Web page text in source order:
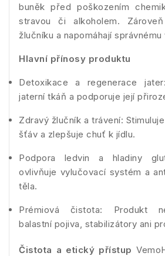
buněk před poškozením
stravou či alkoholem.
žlučníku a napomáhají
Hlavní přínosy produktu
Detoxikace a regenerace
jaterní tkáň a podporuje její
Zdravý žlučník a trávení:
šťáv a zlepšuje chuť k jídlu.
Podpora ledvin a hladiny
ovlivňuje vylučovací systém a
těla.
Prémiová čistota: Produkt
balastní pojiva, stabilizátory ani
Čistota a etický přístup